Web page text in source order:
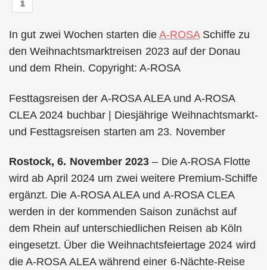
In gut zwei Wochen starten die A-ROSASchiffe zu
den Weihnachtsmarktreisen 2023 auf der Donau
und dem Rhein. Copyright: A-ROSA
Festtagsreisen der A-ROSA ALEA und A-ROSA
CLEA 2024 buchbar | Diesjährige Weihnachtsmarkt-
und Festtagsreisen starten am 23. November
Rostock, 6. November 2023– Die A-ROSA Flotte
wird ab April 2024 um zwei weitere Premium-Schiffe
ergänzt. Die A-ROSA ALEA und A-ROSA CLEA
werden in der kommenden Saison zunächst auf
dem Rhein auf unterschiedlichen Reisen ab Köln
eingesetzt. Über die Weihnachtsfeiertage 2024 wird
die A-ROSA ALEA während einer 6-Nächte-Reise